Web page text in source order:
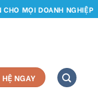
MỌI DOANH NGHIỆP
HỆ NGAY